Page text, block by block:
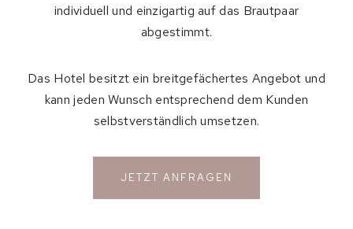
individuell und einzigartig auf das Brautpaar
abgestimmt.
Das Hotel besitzt ein breitgefächertes Angebot und
kann jeden Wunsch entsprechend dem Kunden
selbstverständlich umsetzen.
JETZT ANFRAGEN